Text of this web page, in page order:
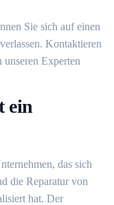
Sie sich auf einen
Kontaktieren
unseren Experten
ein
das sich
die Reparatur von
hat.​ Der